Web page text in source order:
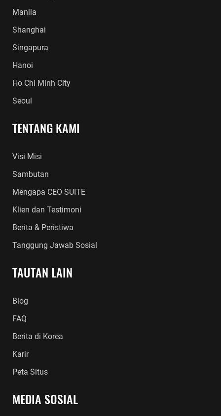
Manila
Shanghai
Singapura
Hanoi
Ho Chi Minh City
Seoul
TENTANG KAMI
Visi Misi
Sambutan
Mengapa CEO SUITE
Klien dan Testimoni
Berita & Peristiwa
Tanggung Jawab Sosial
TAUTAN LAIN
Blog
FAQ
Berita di Korea
Karir
Peta Situs
MEDIA SOSIAL